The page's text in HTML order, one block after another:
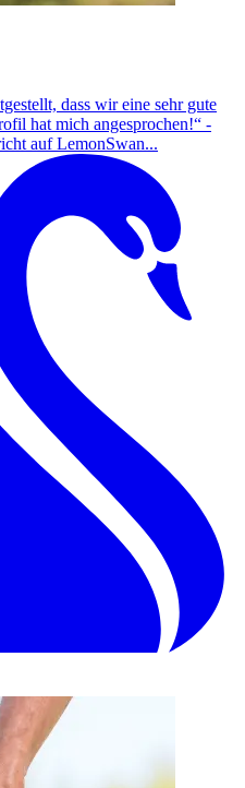
dass wir eine sehr gute
hat mich angesprochen!“ -
auf LemonSwan...